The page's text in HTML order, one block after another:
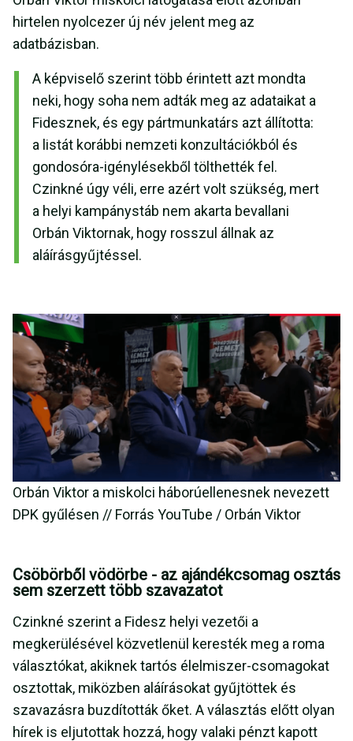
hirtelen nyolcezer új név jelent meg az
adatbázisban.
A képviselő szerint több érintett azt mondta
neki, hogy soha nem adták meg az adataikat a
Fidesznek, és egy pártmunkatárs azt állította:
a listát korábbi nemzeti konzultációkból és
gondosóra-igénylésekből tölthették fel.
Czinkné úgy véli, erre azért volt szükség, mert
a helyi kampánystáb nem akarta bevallani
Orbán Viktornak, hogy rosszul állnak az
aláírásgyűjtéssel.
Orbán Viktor a miskolci háborúellenesnek nevezett
DPK gyűlésen // Forrás YouTube / Orbán Viktor
Csöbörből vödörbe - az ajándékcsomag osztás
sem szerzett több szavazatot
Czinkné szerint a Fidesz helyi vezetői a
megkerülésével közvetlenül keresték meg a roma
választókat, akiknek tartós élelmiszer-csomagokat
osztottak, miközben aláírásokat gyűjtöttek és
szavazásra buzdították őket. A választás előtt olyan
hírek is eljutottak hozzá, hogy valaki pénzt kapott